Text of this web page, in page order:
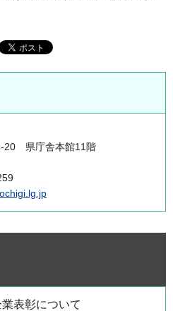
20 県庁舎本館11階
表彰について